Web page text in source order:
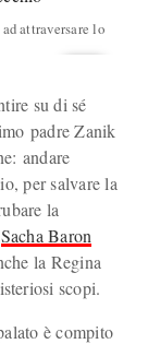
attraversare lo
su di sé
padre Zanik
andare
per salvare la
la
Sacha Baron
la Regina
scopi.
è compito